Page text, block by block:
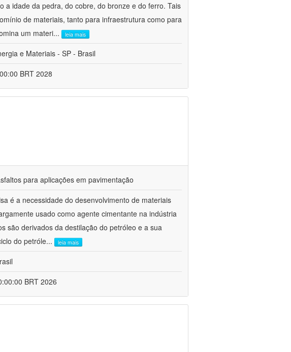
a idade da pedra, do cobre, do bronze e do ferro. Tais
de materiais, tanto para infraestrutura como para
um materi... leia mais
e Materiais - SP - Brasil
BRT 2028
para aplicações em pavimentação
é a necessidade do desenvolvimento de materiais
usado como agente cimentante na indústria
são derivados da destilação do petróleo e a sua
do petróle... leia mais
BRT 2026